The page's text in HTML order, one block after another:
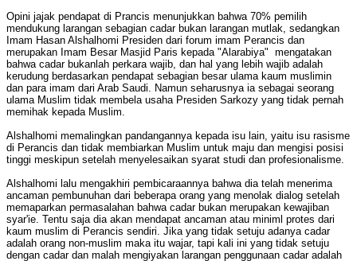
Opini jajak pendapat di Prancis menunjukkan bahwa 70% pemilih
mendukung larangan sebagian cadar bukan larangan mutlak, sedangkan
Imam Hasan Alshalhomi Presiden dari forum imam Perancis dan
merupakan Imam Besar Masjid Paris kepada "Alarabiya" mengatakan
bahwa cadar bukanlah perkara wajib, dan hal yang lebih wajib adalah
kerudung berdasarkan pendapat sebagian besar ulama kaum muslimin
dan para imam dari Arab Saudi. Namun seharusnya ia sebagai seorang
ulama Muslim tidak membela usaha Presiden Sarkozy yang tidak pernah
memihak kepada Muslim.
Alshalhomi memalingkan pandangannya kepada isu lain, yaitu isu rasisme
di Perancis dan tidak membiarkan Muslim untuk maju dan mengisi posisi
tinggi meskipun setelah menyelesaikan syarat studi dan profesionalisme.
Alshalhomi lalu mengakhiri pembicaraannya bahwa dia telah menerima
ancaman pembunuhan dari beberapa orang yang menolak dialog setelah
memaparkan permasalahan bahwa cadar bukan merupakan kewajiban
syar'ie. Tentu saja dia akan mendapat ancaman atau miniml protes dari
kaum muslim di Perancis sendiri. Jika yang tidak setuju adanya cadar
adalah orang non-muslim maka itu wajar, tapi kali ini yang tidak setuju
dengan cadar dan malah mengiyakan larangan penggunaan cadar adalah